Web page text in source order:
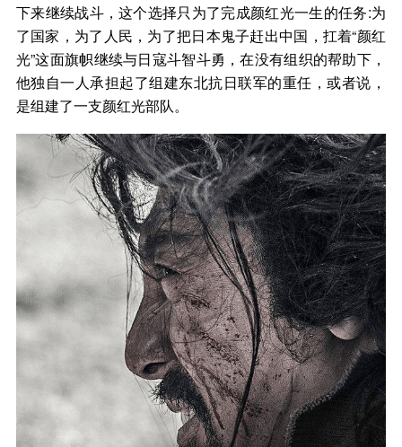
下来继续战斗，这个选择只为了完成颜红光一生的任务:为
了国家，为了人民，为了把日本鬼子赶出中国，扛着“颜红
光”这面旗帜继续与日寇斗智斗勇，在没有组织的帮助下，
他独自一人承担起了组建东北抗日联军的重任，或者说，
是组建了一支颜红光部队。